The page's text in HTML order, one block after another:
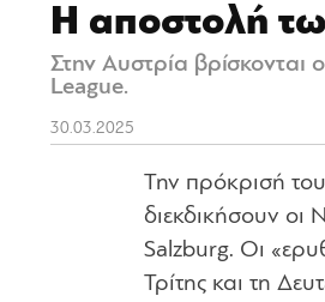
Η αποστολή
Στην Αυστρία βρίσκονται
League.
30.03.2025
Την πρόκρισή
διεκδικήσουν οι
Salzburg. Οι
Τρίτης και τη